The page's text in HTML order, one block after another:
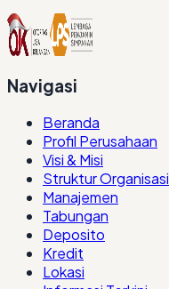
Navigasi
Beranda
Profil Perusahaan
Visi & Misi
Struktur Organisasi
Manajemen
Tabungan
Deposito
Kredit
Lokasi